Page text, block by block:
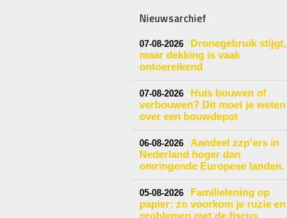
Nieuwsarchief
07-08-2026
Dronegebruik stijgt,
maar dekking is vaak
ontoereikend
07-08-2026
Huis bouwen of
verbouwen? Dit moet je weten
over een bouwdepot
06-08-2026
Aandeel zzp'ers in
Nederland hoger dan
omringende Europese landen.
05-08-2026
Familielening op
papier: zo voorkom je ruzie en
problemen met de fiscus